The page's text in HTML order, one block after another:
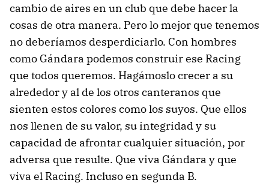
cambio de aires en un club que debe hacer la
cosas de otra manera. Pero lo mejor que tenemos
no deberíamos desperdiciarlo. Con hombres
como Gándara podemos construir ese Racing
que todos queremos. Hagámoslo crecer a su
alrededor y al de los otros canteranos que
sienten estos colores como los suyos. Que ellos
nos llenen de su valor, su integridad y su
capacidad de afrontar cualquier situación, por
adversa que resulte. Que viva Gándara y que
viva el Racing. Incluso en segunda B.